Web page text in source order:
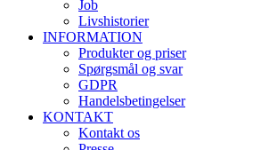
Job
Livshistorier
INFORMATION
Produkter og priser
Spørgsmål og svar
GDPR
Handelsbetingelser
KONTAKT
Kontakt os